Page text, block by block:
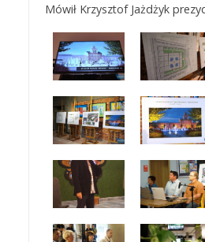
Mówił Krzysztof Jażdżyk